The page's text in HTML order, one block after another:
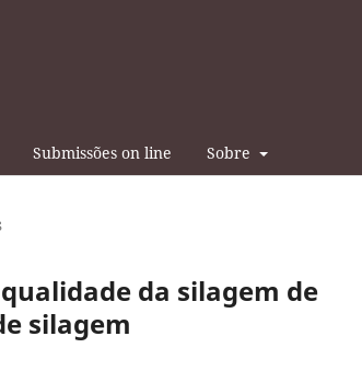
Submissões on line Sobre
da silagem de
silagem